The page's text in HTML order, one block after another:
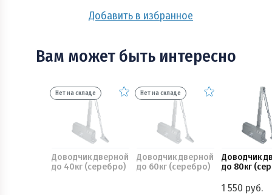
Стволы пожарные и водопенное оборудование
Добавить в избранное
Вам может быть интересно
Нет на складе
Доводчик дверной
до 40кг (серебро)
Нет на складе
Доводчик дверной
до 60кг (серебро)
Доводчик
до 80кг
1 550 руб.